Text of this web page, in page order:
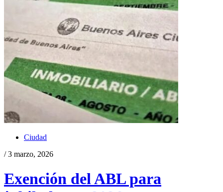
Ciudad
/ 3 marzo, 2026
Exención del ABL para